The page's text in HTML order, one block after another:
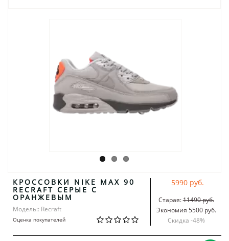
КРОССОВКИ NIKE MAX 90
RECRAFT СЕРЫЕ С
ОРАНЖЕВЫМ
Модель:: Recraft
Оценка покупателей
5990 руб.
Старая:11490 руб.
Экономия 5500 руб.
Скидка -48%